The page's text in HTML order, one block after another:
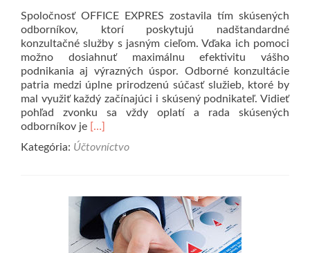
Spoločnosť OFFICE EXPRES zostavila tím skúsených
odborníkov, ktorí poskytujú nadštandardné
konzultačné služby s jasným cieľom. Vďaka ich pomoci
možno dosiahnuť maximálnu efektivitu vášho
podnikania aj výrazných úspor. Odborné konzultácie
patria medzi úplne prirodzenú súčasť služieb, ktoré by
mal využiť každý začínajúci i skúsený podnikateľ. Vidieť
pohľad zvonku sa vždy oplatí a rada skúsených
odborníkov je Prečítať
o
cesta
výrazným
úsporám
a
[…]
Kategória: Účtovníctvo